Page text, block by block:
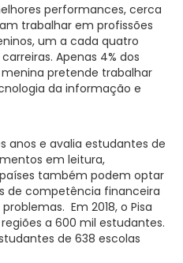
performances, cerca
trabalhar em profissões
um a cada quatro
Apenas 4% dos
pretende trabalhar
da informação e
anos e avalia estudantes de
em leitura,
também podem optar
de competência financeira
Em 2018, o Pisa
a 600 mil estudantes.
de 638 escolas